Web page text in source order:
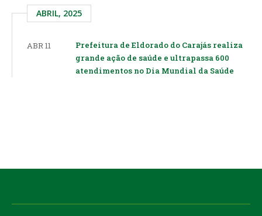
ABRIL, 2025
ABR 11
Prefeitura de Eldorado do Carajás realiza
grande ação de saúde e ultrapassa 600
atendimentos no Dia Mundial da Saúde